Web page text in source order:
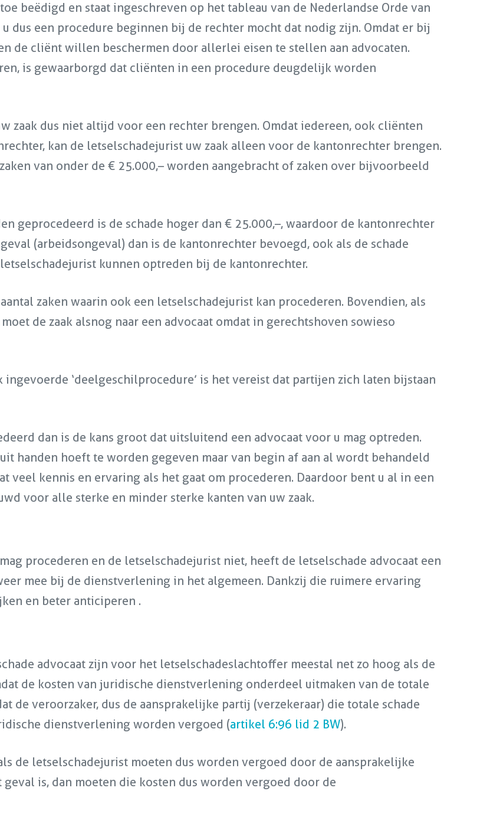
beëdigd en staat ingeschreven op het tableau van de Nederlandse Orde van
dus een procedure beginnen bij de rechter mocht dat nodig zijn. Omdat er bij
de cliënt willen beschermen door allerlei eisen te stellen aan advocaten.
is gewaarborgd dat cliënten in een procedure deugdelijk worden
zaak dus niet altijd voor een rechter brengen. Omdat iedereen, ook cliënten
kan de letselschadejurist uw zaak alleen voor de kantonrechter brengen.
van onder de € 25.000,– worden aangebracht of zaken over bijvoorbeeld
geprocedeerd is de schade hoger dan € 25.000,–, waardoor de kantonrechter
(arbeidsongeval) dan is de kantonrechter bevoegd, ook als de schade
kunnen optreden bij de kantonrechter.
zaken waarin ook een letselschadejurist kan procederen. Bovendien, als
de zaak alsnog naar een advocaat omdat in gerechtshoven sowieso
‘deelgeschilprocedure’ is het vereist dat partijen zich laten bijstaan
dan is de kans groot dat uitsluitend een advocaat voor u mag optreden.
handen hoeft te worden gegeven maar van begin af aan al wordt behandeld
veel kennis en ervaring als het gaat om procederen. Daardoor bent u al in een
voor alle sterke en minder sterke kanten van uw zaak.
procederen en de letselschadejurist niet, heeft de letselschade advocaat een
mee bij de dienstverlening in het algemeen. Dankzij die ruimere ervaring
en beter anticiperen .
advocaat zijn voor het letselschadeslachtoffer meestal net zo hoog als de
de kosten van juridische dienstverlening onderdeel uitmaken van de totale
de veroorzaker, dus de aansprakelijke partij (verzekeraar) die totale schade
dienstverlening worden vergoed (artikel 6:96 lid 2 BW).
de letselschadejurist moeten dus worden vergoed door de aansprakelijke
is, dan moeten die kosten dus worden vergoed door de